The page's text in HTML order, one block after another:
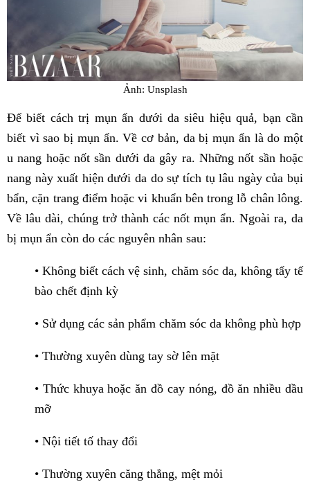
Ảnh: Unsplash
Để biết cách trị mụn ẩn dưới da siêu hiệu quả, bạn cần
biết vì sao bị mụn ẩn. Về cơ bản, da bị mụn ẩn là do một
u nang hoặc nốt sần dưới da gây ra. Những nốt sần hoặc
nang này xuất hiện dưới da do sự tích tụ lâu ngày của bụi
bẩn, cặn trang điểm hoặc vi khuẩn bên trong lỗ chân lông.
Về lâu dài, chúng trở thành các nốt mụn ẩn. Ngoài ra, da
bị mụn ẩn còn do các nguyên nhân sau:
• Không biết cách vệ sinh, chăm sóc da, không tẩy tế
bào chết định kỳ
• Sử dụng các sản phẩm chăm sóc da không phù hợp
• Thường xuyên dùng tay sờ lên mặt
• Thức khuya hoặc ăn đồ cay nóng, đồ ăn nhiều dầu
mỡ
• Nội tiết tố thay đổi
• Thường xuyên căng thẳng, mệt mỏi